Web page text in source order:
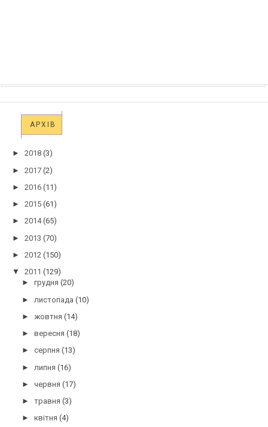
АРХІВ
► 2018 (3)
► 2017 (2)
► 2016 (11)
► 2015 (61)
► 2014 (65)
► 2013 (70)
► 2012 (150)
▼
2011 (129)
► грудня (20)
► листопада (10)
► жовтня (14)
► вересня (18)
► серпня (13)
► липня (16)
► червня (17)
► травня (3)
► квітня (4)